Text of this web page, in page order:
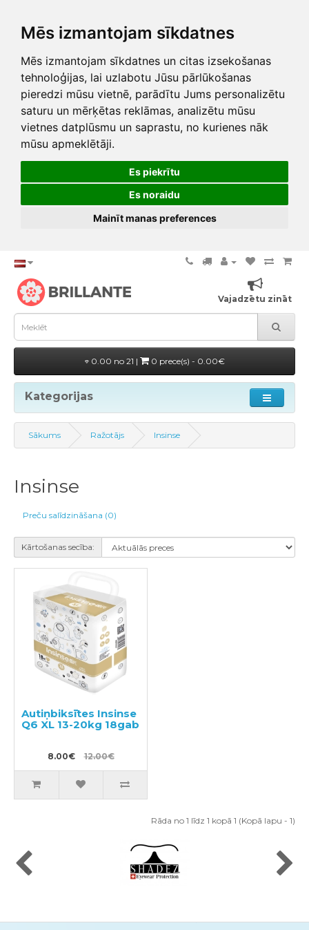
Mēs izmantojam sīkdatnes
Mēs izmantojam sīkdatnes un citas izsekošanas
tehnoloģijas, lai uzlabotu Jūsu pārlūkošanas
pieredzi mūsu vietnē, parādītu Jums personalizētu
saturu un mērķētas reklāmas, analizētu mūsu
vietnes datplūsmu un saprastu, no kurienes nāk
mūsu apmeklētāji.
Es piekrītu
Es noraidu
Mainīt manas preferences
Vajadzētu zināt
0.00 no 21 | 0 prece(s) - 0.00€
Kategorijas
Sākums Ražotājs Insinse
Insinse
Preču salīdzināšana (0)
Kārtošanas secība:
Autiņbiksītes Insinse
Q6 XL 13-20kg 18gab
8.00€ 12.00€
Rāda no 1 līdz 1 kopā 1 (Kopā lapu - 1)